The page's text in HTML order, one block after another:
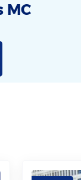
MC